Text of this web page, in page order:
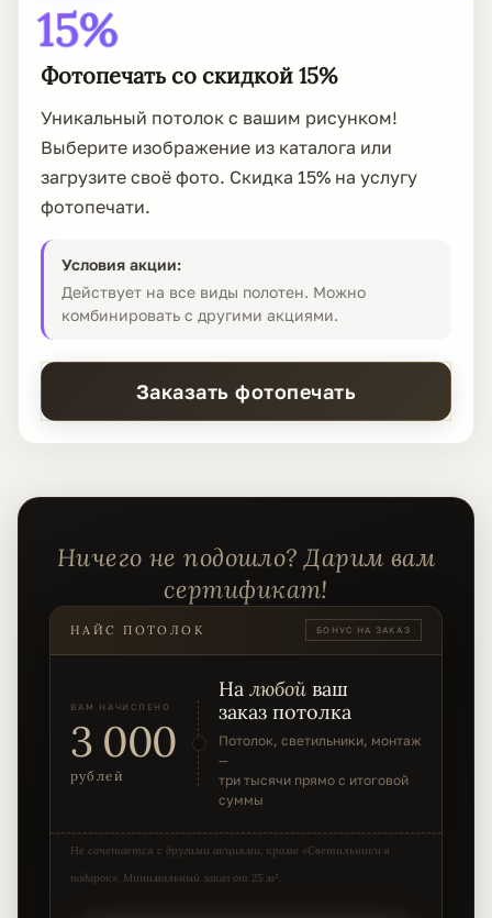
15%
Фотопечать со скидкой 15%
Уникальный потолок с вашим рисунком!
Выберите изображение из каталога или
загрузите своё фото. Скидка 15% на услугу
фотопечати.
Условия акции:
Действует на все виды полотен. Можно
комбинировать с другими акциями.
Заказать фотопечать
Ничего не подошло? Дарим вам
сертификат!
НАЙС ПОТОЛОК БОНУС НА ЗАКАЗ
ВАМ НАЧИСЛЕНО
3 000
рублей
На любой ваш
заказ потолка
Потолок, светильники, монтаж
—
три тысячи прямо с итоговой
суммы
Не сочетается с другими акциями, кроме «Светильники в
подарок». Минимальный заказ от 25 м².